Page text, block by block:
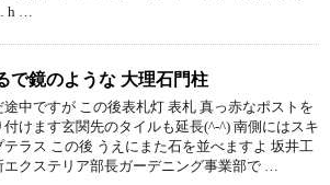
h …
で鏡のような 大理石門柱
途中ですが この後表札灯 表札 真っ赤なポストを
付けます玄関先のタイルも延長(^-^) 南側にはスキ
テラス この後 うえにまた石を並べますよ 坂井工
エクステリア部長ガーデニング事業部で …